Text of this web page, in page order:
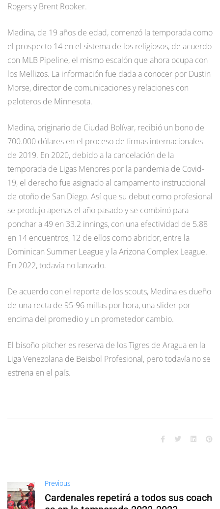
Rogers y Brent Rooker.
Medina, de 19 años de edad, comenzó la temporada como
el prospecto 14 en el sistema de los religiosos, de acuerdo
con MLB Pipeline, el mismo escalón que ahora ocupa con
los Mellizos. La información fue dada a conocer por Dustin
Morse, director de comunicaciones y relaciones con
peloteros de Minnesota.
Medina, originario de Ciudad Bolívar, recibió un bono de
700.000 dólares en el proceso de firmas internacionales
de 2019. En 2020, debido a la cancelación de la
temporada de Ligas Menores por la pandemia de Covid-
19, el derecho fue asignado al campamento instruccional
de otoño de San Diego. Así que su debut como profesional
se produjo apenas el año pasado y se combinó para
ponchar a 49 en 33.2 innings, con una efectividad de 5.88
en 14 encuentros, 12 de ellos como abridor, entre la
Dominican Summer League y la Arizona Complex League.
En 2022, todavía no lanzado.
De acuerdo con el reporte de los scouts, Medina es dueño
de una recta de 95-96 millas por hora, una slider por
encima del promedio y un prometedor cambio.
El bisoño pitcher es reserva de los Tigres de Aragua en la
Liga Venezolana de Beisbol Profesional, pero todavía no se
estrena en el país.
Previous
Cardenales repetirá a todos sus coach